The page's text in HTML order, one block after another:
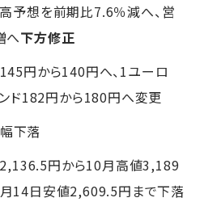
予想を前期比7.6％減へ、営
へ下方修正
円から140円へ、1ユーロ
ド182円から180円へ変更
下落
円から10月高値3,189
月14日安値2,609.5円まで下落